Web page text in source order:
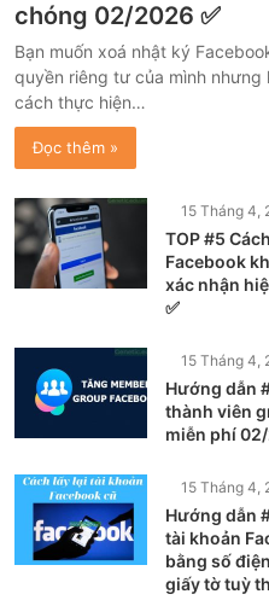
chóng 02/2026 ✅
Bạn muốn xoá nhật ký
quyền riêng tư của mình nhưng
cách thực hiện…
Đọc thêm »
15 Tháng 4,
TOP #5
Facebook
xác nhận
✅
15 Tháng 4,
Hướng dẫn
thành viên
miễn phí
15 Tháng 4,
Hướng dẫn
tài khoản
bằng số
giấy tờ tuỳ